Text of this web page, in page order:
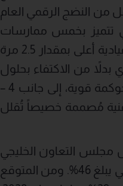
بمقدار 8 نقاط بين عامي 2024 و2025، ليصبح أقل من النضج الرقمي العام
تتميز بخمس ممارسات
استراتيجية أساسية، وتشمل: 1 – اعتماد طموحات مُتعددة السنوات بمشاركة قيادية أعلى بمقدار 2.5 مرة
بشكل جذري بدلاً من الاكتفاء بحلول
جاهزة، 3 – تطبيق نماذج تشغيل قائمة على الذكاء الاصطناعي مدعومة بأطر حوكمة قوية، إلى جانب 4 –
1.8 مرة، 5 – تشييد بنى تحتية تقنية مُصممة خصيصاً تُقلل
إلى أن 38% من مؤسسات دول مجلس التعاون الخليجي
بدأت بالفعل في اختبار تطبيقات وكلاء الذكاء الاصطناعي، مقارنة بمتوسط عالمي يبلغ 46%. ومن المتوقع